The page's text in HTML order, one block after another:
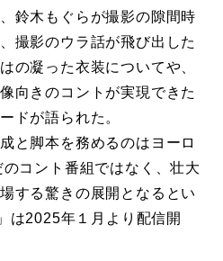
鈴木もぐらが撮影の隙間時
撮影のウラ話が飛び出した
の凝った衣装についてや、
向きのコントが実現できた
ドが語られた。
と脚本を務めるのはヨーロ
コント番組ではなく、壮大
する驚きの展開となるとい
は2025年１月より配信開